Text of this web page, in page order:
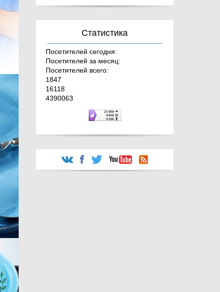
Статистика
Посетителей сегодня:
Посетителей за месяц:
Посетителей всего:
1847
16118
4390063